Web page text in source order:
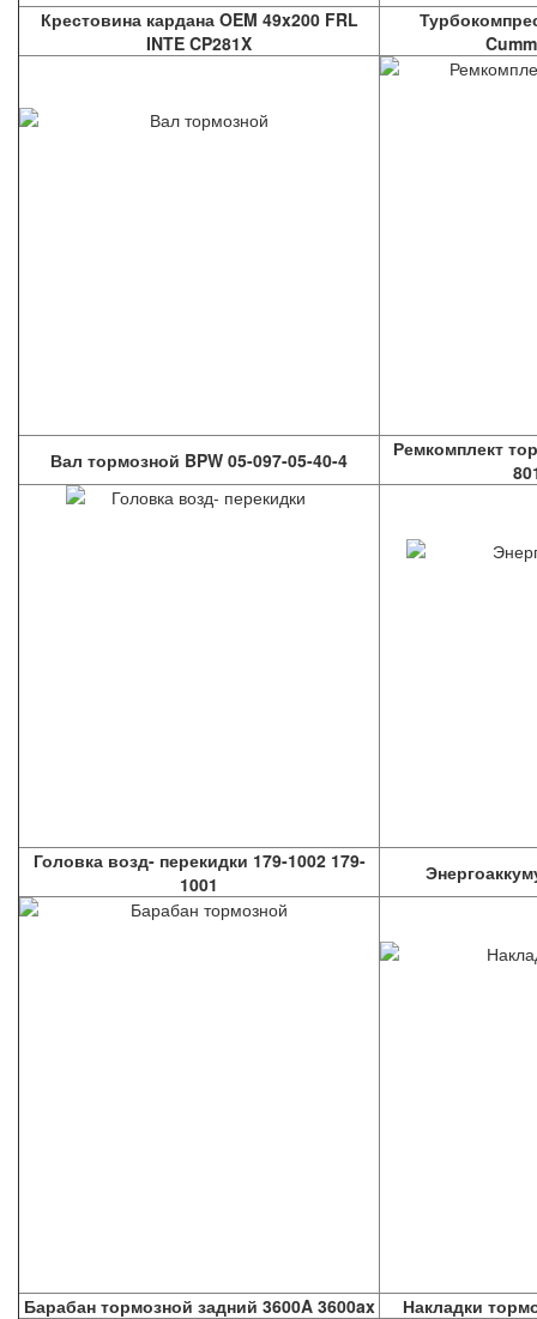
Крестовина кардана OEM 49x200 FRL
INTE CP281X
Вал тормозной BPW 05-097-05-40-4
Ремкомплект
Головка возд- перекидки 179-1002 179-
1001
Барабан тормозной задний 3600A 3600ax Накладки